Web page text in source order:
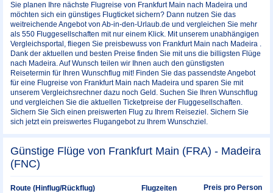
Sie planen Ihre nächste Flugreise von Frankfurt Main nach Madeira und
möchten sich ein günstiges Flugticket sichern? Dann nutzen Sie das
weitreichende Angebot von Ab-in-den-Urlaub.de und vergleichen Sie mehr
als 550 Fluggesellschaften mit nur einem Klick. Mit unserem unabhängigen
Vergleichsportal, fliegen Sie preisbewuss von Frankfurt Main nach Madeira .
Dank der aktuellen und besten Preise finden Sie mit uns die billigsten Flüge
nach Madeira. Auf Wunsch teilen wir Ihnen auch den günstigsten
Reisetermin für Ihren Wunschflug mit! Finden Sie das passendste Angebot
für eine Flugreise von Frankfurt Main nach Madeira und sparen Sie mit
unserem Vergleichsrechner dazu noch Geld. Suchen Sie Ihren Wunschflug
und vergleichen Sie die aktuellen Ticketpreise der Fluggesellschaften.
Sichern Sie Sich einen preiswerten Flug zu Ihrem Reiseziel. Sichern Sie
sich jetzt ein preiswertes Flugangebot zu Ihrem Wunschziel.
Günstige Flüge von Frankfurt Main (FRA) - Madeira
(FNC)
Route (Hinflug/Rückflug) Flugzeiten Preis pro Person